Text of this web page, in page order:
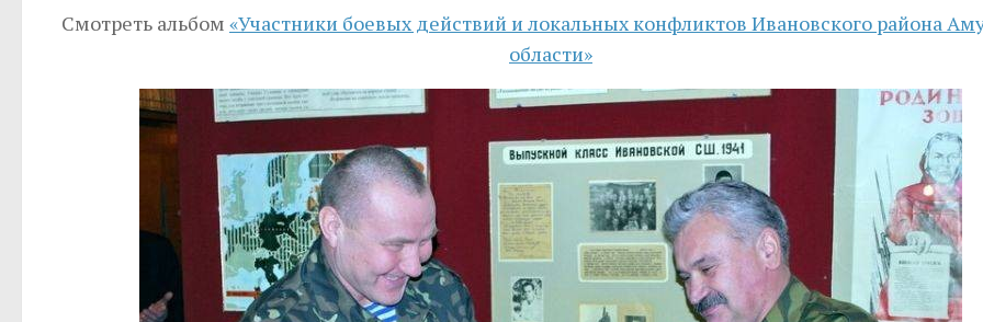
Смотреть альбом «Участники боевых действий и локальных конфликтов Ивановского района
области»